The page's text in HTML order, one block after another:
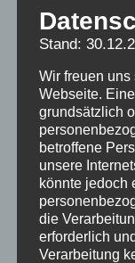
bisher nur
versucht
inzwischen
Jahrelangen
gegen die
zur
der Medizin
sich mit
Wagners
Stand:
Wir freuen uns
Webseite.
grundsätzlich
betroffene
unsere
könnte jedoch
die
erforderlich
Verarbeitung